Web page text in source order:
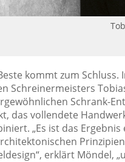
kommt zum Schluss.
Schreinermeisters
Schrank-
das vollendete
„Es ist das
erklärt Möndel,